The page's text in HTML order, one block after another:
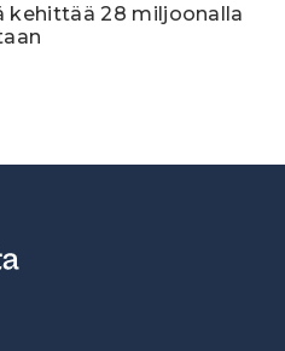
kehittää 28 miljoonalla